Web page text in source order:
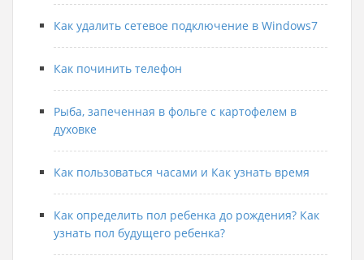
Как удалить сетевое подключение в Windows7
Как починить телефон
Рыба, запеченная в фольге с картофелем в
духовке
Как пользоваться часами и Как узнать время
Как определить пол ребенка до рождения? Как
узнать пол будущего ребенка?